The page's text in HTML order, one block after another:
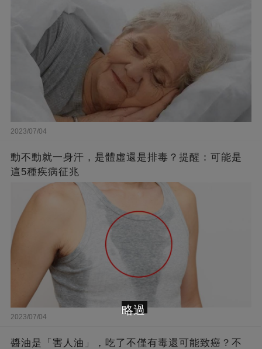
2023/07/04
動不動就一身汗，是體虛還是排毒？提醒：可能是
這5種疾病征兆
2023/07/04
醬油是「害人油」，吃了不僅有毒還可能致癌？不
略過